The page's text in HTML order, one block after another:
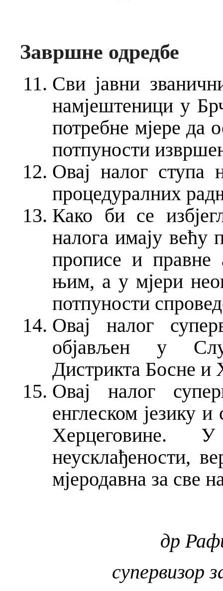
Завршне одредбе
Сви јавни
намјештеници у
потребне мјере да
потпуности
Овај налог ступа
процедуралних
Како би се
налога имају већу
прописе и правне
њим, а у мјери
потпуности
Овај налог
објављен у
Дистрикта Босне и
Овај налог
енглеском језику
Херцеговине.
неусклађености,
мјеродавна за све
др
супервизор